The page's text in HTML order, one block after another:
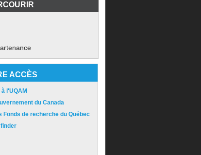
ACCÈS
l'UQAM
du Canada
Fonds de recherche du Québec